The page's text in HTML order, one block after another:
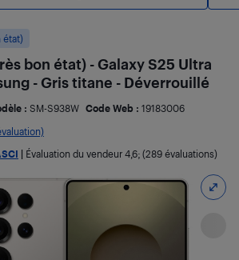
état)
bon état) - Galaxy S25 Ultra
- Gris titane - Déverrouillé
: SM-S938W Code Web : 19183006
Évaluation du vendeur 4,6; (289 évaluations)